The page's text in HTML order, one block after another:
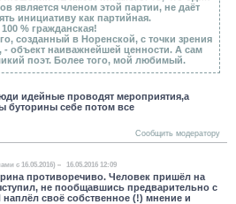
является членом этой партии, не даёт
инициативу как партийная.
% гражданская!
созданный в Норенской, с точки зрения
- объект наиважнейшей ценности. А сам
поэт. Более того, мой любимый.
идейные проводят мероприятия,а
буторины себе потом все
Сообщить модератору
с 16.05.2016) 16.05.2016 12:09
противоречиво. Человек пришёл на
не пообщавшись предварительно с
наплёл своё собственное (!) мнение и